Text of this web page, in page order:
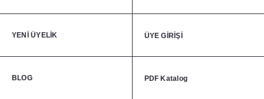
YENİ ÜYELİK ÜYE GİRİŞİ
BLOG PDF Katalog